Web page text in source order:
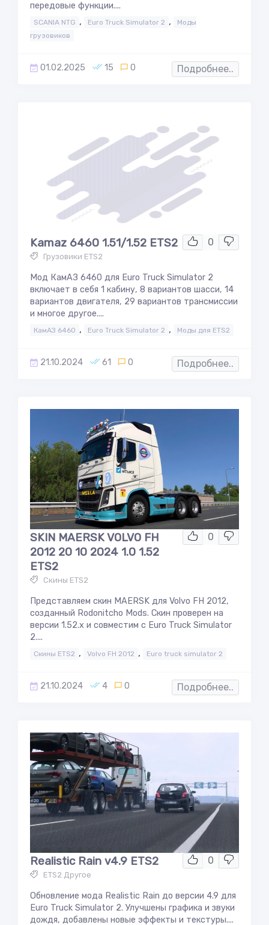
передовые функции....
SCANIA NTG , Euro Truck Simulator 2 ,
Моды
грузовиков
01.02.2025 15 0 Подробнее..
0
Kamaz 6460 1.51/1.52 ETS2
Грузовики ETS2
Мод КамАЗ 6460 для Euro Truck Simulator 2
включает в себя 1 кабину, 8 вариантов шасси, 14
вариантов двигателя, 29 вариантов трансмиссии
и многое другое....
КамАЗ 6460 , Euro Truck Simulator 2 , Моды для ETS2
21.10.2024 61 0 Подробнее..
0
SKIN MAERSK VOLVO FH
2012 20 10 2024 1.0 1.52
ETS2
Скины ETS2
Представляем скин MAERSK для Volvo FH 2012,
созданный Rodonitcho Mods. Скин проверен на
версии 1.52.x и совместим с Euro Truck Simulator
2....
Скины ETS2 , Volvo FH 2012 , Euro truck simulator 2
21.10.2024 4 0 Подробнее..
0
Realistic Rain v4.9 ETS2
ETS2 Другое
Обновление мода Realistic Rain до версии 4.9 для
Euro Truck Simulator 2. Улучшены графика и звуки
дождя, добавлены новые эффекты и текстуры....